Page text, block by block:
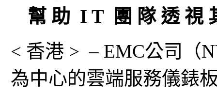
幫 助 I T 團 隊 透 視
< 香港 > – EMC公司（
為中心的雲端服務儀錶